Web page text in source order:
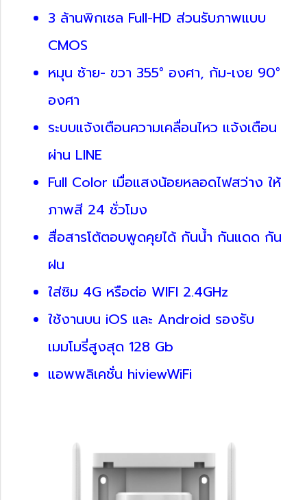
3 ล้านพิกเซล Full-HD ส่วนรับภาพแบบ
CMOS
หมุน ซ้าย- ขวา 355° องศา, ก้ม-เงย 90°
องศา
ระบบแจ้งเตือนความเคลื่อนไหว แจ้งเตือน
ผ่าน LINE
Full Color เมื่อแสงน้อยหลอดไฟสว่าง ให้
ภาพสี 24 ชั่วโมง
สื่อสารโต้ตอบพูดคุยได้ กันน้ำ กันแดด กัน
ฝน
ใส่ซิม 4G หรือต่อ WIFI 2.4GHz
ใช้งานบน iOS และ Android รองรับ
เมมโมรี่สูงสุด 128 Gb
แอพพลิเคชั่น hiviewWiFi